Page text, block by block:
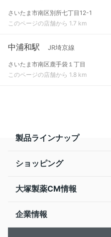
さいたま市南区別所七丁目12-1
このページの店舗から 1.7 km
中浦和駅 JR埼京線
さいたま市南区鹿手袋１丁目
このページの店舗から 1.8 km
製品ラインナップ
ショッピング
大塚製薬CM情報
企業情報